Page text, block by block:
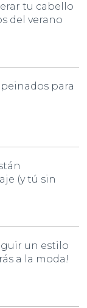
tu cabello
del verano
para
(y tú sin
un estilo
a la moda!